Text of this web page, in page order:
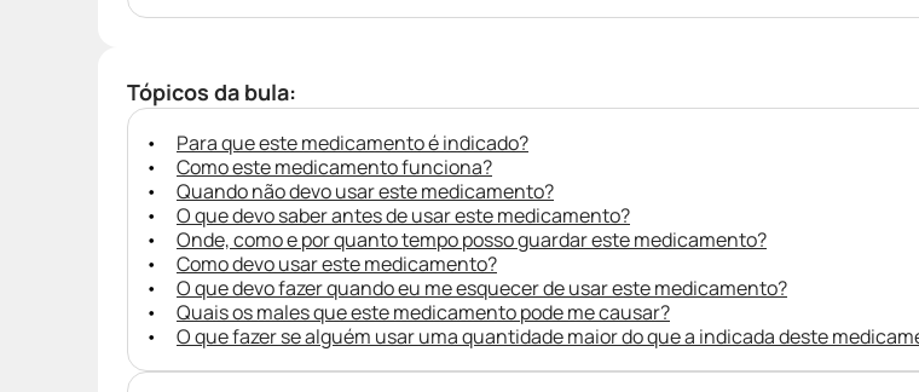
Tópicos da bula:
Para que este medicamento é indicado?
Como este medicamento funciona?
Quando não devo usar este medicamento?
O que devo saber antes de usar este medicamento?
Onde, como e por quanto tempo posso guardar este medicamento?
Como devo usar este medicamento?
O que devo fazer quando eu me esquecer de usar este medicamento?
Quais os males que este medicamento pode me causar?
O que fazer se alguém usar uma quantidade maior do que a indicada deste